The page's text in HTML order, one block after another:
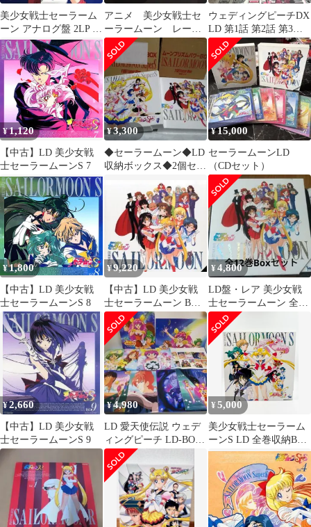
美少女戦士セーラーム
ーン アナログ盤 2LP レ
コード 限定盤
アニメ 美少女戦士セ
ーラームーン レーザ
ーディスク LD
ウェディングピーチDX
LD 第1話 第2話 第3話 3
枚セット 新聞付き レー
ザーディスク 只野和子
富田祐弘 平成 ちゃお
魔法少女 平成アニメ 90
年代 レトロアニメ 廃盤
愛天使伝説
¥1,120
【中古】LD 美少女戦
士セーラームーンS 7
¥3,300
◆セーラームーン◆LD
収納ボックス◆2個セッ
¥15,000
セーラームーンLD
（CDセット）
¥1,800
【中古】LD 美少女戦
士セーラームーンS 8
¥9,220
【中古】LD 美少女戦
士セーラームーン BOX
付き全12巻セット
¥4,800
LD盤・レア 美少女戦
士セーラームーン 全12
巻セット(全巻収納BOX
付き)
¥2,660
【中古】LD 美少女戦
士セーラームーンS 9
¥4,980
LD 愛天使伝説 ウェデ
ィングピーチ LD-BOX
前後編 14枚組全51話
¥5,000
美少女戦士セーラーム
ーンS LD 全巻収納BOX
セット